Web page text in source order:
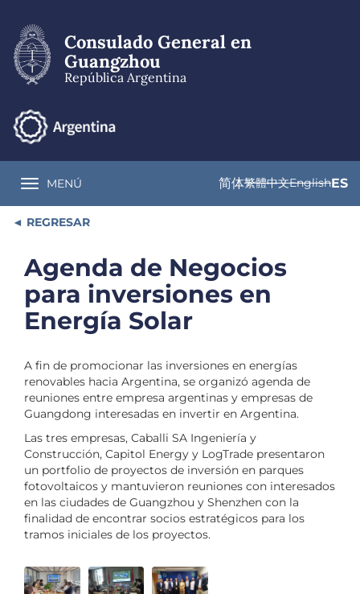
contenido
principal
Consulado General en
Guangzhou
República Argentina
Toggle navigation
MENÚ 简体繁體中文EnglishES
REGRESAR
Agenda de Negocios
para inversiones en
Energía Solar
A fin de promocionar las inversiones en energías
renovables hacia Argentina, se organizó agenda de
reuniones entre empresa argentinas y empresas de
Guangdong interesadas en invertir en Argentina.
Las tres empresas, Caballi SA Ingeniería y
Construcción, Capitol Energy y LogTrade presentaron
un portfolio de proyectos de inversión en parques
fotovoltaicos y mantuvieron reuniones con interesados
en las ciudades de Guangzhou y Shenzhen con la
finalidad de encontrar socios estratégicos para los
tramos iniciales de los proyectos.